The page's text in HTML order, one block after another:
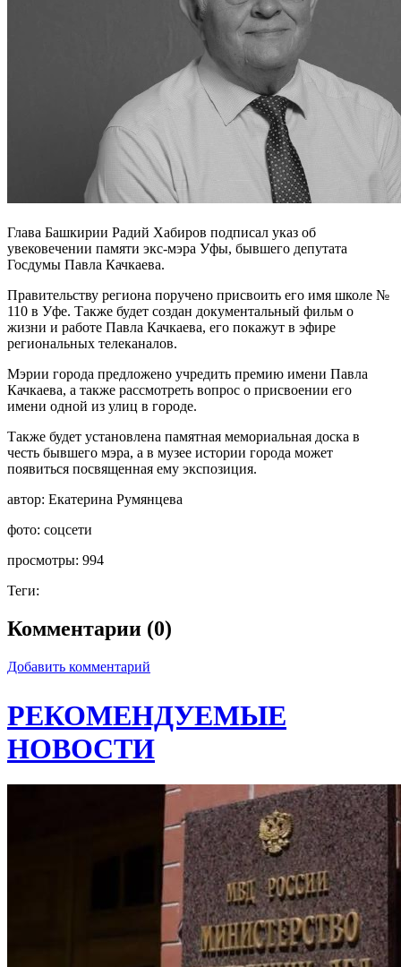
Глава Башкирии Радий Хабиров подписал указ об
увековечении памяти экс-мэра Уфы, бывшего депутата
Госдумы Павла Качкаева.
Правительству региона поручено присвоить его имя школе №
110 в Уфе. Также будет создан документальный фильм о
жизни и работе Павла Качкаева, его покажут в эфире
региональных телеканалов.
Мэрии города предложено учредить премию имени Павла
Качкаева, а также рассмотреть вопрос о присвоении его
имени одной из улиц в городе.
Также будет установлена памятная мемориальная доска в
честь бывшего мэра, а в музее истории города может
появиться посвященная ему экспозиция.
автор: Екатерина Румянцева
фото: соцсети
просмотры: 994
Теги:
Комментарии (0)
Добавить комментарий
РЕКОМЕНДУЕМЫЕ
НОВОСТИ